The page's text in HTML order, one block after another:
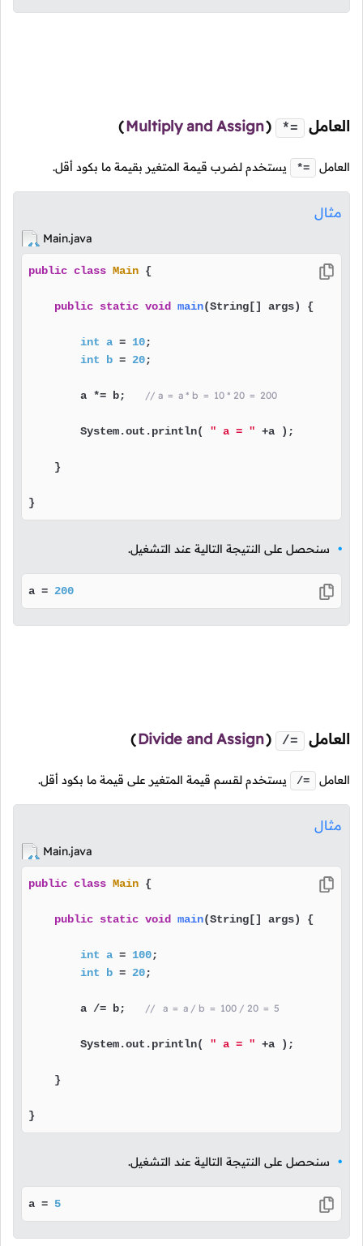
العامل *=
(
Multiply and Assign
)
العامل *= يستخدم لضرب قيمة المتغير بقيمة ما بكود أقل.
مثال
Main.java
public class Main {
public static void main(String[] args) {
int a = 10;
int
b = 20;
        a *= b;
// a  =  a * b  =  10 * 20  =  200
        System.out.println(
" a = " +a );
    }
}
سنحصل على النتيجة التالية عند التشغيل.
a = 200
العامل /=
(
Divide and Assign
)
العامل /= يستخدم لقسم قيمة المتغير على قيمة ما بكود أقل.
مثال
Main.java
public class Main {
public static void main(String[] args) {
int a = 100;
int
b = 20;
        a /= b;
//   a  =  a / b  =  100 / 20  =  5
        System.out.println(
" a = " +a );
    }
}
سنحصل على النتيجة التالية عند التشغيل.
a = 5